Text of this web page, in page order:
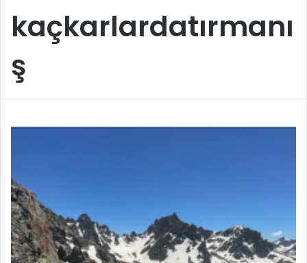
kaçkarlardatırmanı
ş